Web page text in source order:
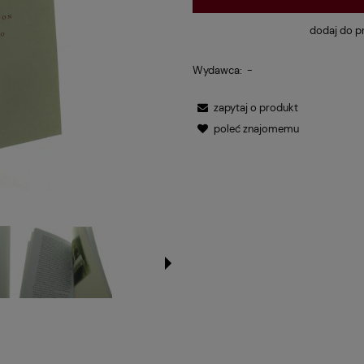
dodaj do
Wydawca: -
zapytaj o produkt
poleć znajomemu